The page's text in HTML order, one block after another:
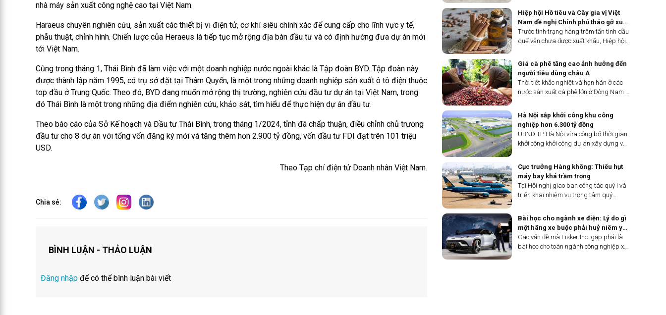
nhà máy sản xuất công nghệ cao tại Việt Nam.
Haraeus chuyên nghiên cứu, sản xuất các thiết bị vi điện tử, cơ khí siêu chính xác để cung cấp cho lĩnh vực y tế,
phẫu thuật, chỉnh hình. Chiến lược của Heraeus là tiếp tục mở rộng địa bàn đầu tư và có định hướng đưa dự án mới
tới Việt Nam.
Cũng trong tháng 1, Thái Bình đã làm việc với một doanh nghiệp nước ngoài khác là Tập đoàn BYD. Tập đoàn này
được thành lập năm 1995, có trụ sở đặt tại Thâm Quyến, là một trong những doanh nghiệp sản xuất ô tô điện thuộc
top đầu ở Trung Quốc. Theo đó, BYD đang muốn mở rộng thị trường, nghiên cứu đầu tư dự án tại Việt Nam, trong
đó Thái Bình là một trong những địa điểm nghiên cứu, khảo sát, tìm hiểu để thực hiện dự án đầu tư.
Theo báo cáo của Sở Kế hoạch và Đầu tư Thái Bình, trong tháng 1/2024, tỉnh đã chấp thuận, điều chỉnh chủ trương
đầu tư cho 8 dự án với tổng vốn đăng ký mới và tăng thêm hơn 2.900 tỷ đồng, vốn đầu tư FDI đạt trên 101 triệu
USD.
Theo Tạp chí điện tử Doanh nhân Việt Nam.
Chia sẻ:
BÌNH LUẬN - THẢO LUẬN
Đăng nhập để có thể bình luận bài viết
về xe điện từ các nhà sản xuất ô tô
Trung Quốc và phương Tây đã làm
giảm nhu cầu.
Hiệp hội Hồ tiêu và Cây gia vị Việt
Nam đề nghị Chính phủ tháo gỡ xuất
khẩu tinh dầu quế
Trước tình trạng hàng trăm tấn tinh dầu
quế vẫn chưa được xuất khẩu, Hiệp hội
vừa có công văn số 71/CV-VPSA ngày
2/4/2024 gửi Văn phòng Chính phủ đề
nghị tháo gỡ cho...
Giá cà phê tăng cao ảnh hưởng đến
người tiêu dùng châu Á
Thời tiết khắc nghiệt và hạn hán ở các
nước sản xuất cà phê lớn ở Đông Nam Á
Hà Nội sắp khởi công khu công
nghiệp hơn 6.300 tỷ đồng
UBND TP Hà Nội vừa công bố thời gian
khởi công khởi công dự án xây dựng và
nghiệp Đông Anh, dự án có tổng vốn
hơn 6.300 tỷ đồng.
Cục trưởng Hàng không: Thiếu hụt
máy bay khá trầm trọng
Tại Hội nghị giao ban công tác quý I và
triển khai nhiệm vụ trọng tâm quý
không Việt Nam Đinh Việt Thắng cho
biết: Việc Nhà sản xuất động cơ
Pratt&amp;Whitney (PW) yêu cầu triệu
hồi một số máy bay A321Neo của các
Bài học cho ngành xe điện: Lý do gì
một hãng xe buộc phải huỷ niêm yết
ở Mỹ?
Các vấn đề mà Fisker Inc. gặp phải là
bài học cho toàn ngành công nghiệp xe